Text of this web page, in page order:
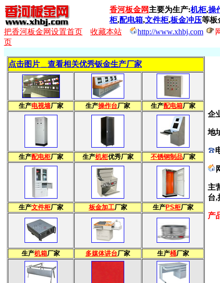
香河板金网主要为生产:机柜,操
柜,配电箱,文件柜,板金冲压等板
把香河板金网设置首页
收藏本站 http://www.xhbj.com
页
点击图片＿查看相关优秀钣金生产厂家
生产电视墙厂家 生产操作台厂家 生产配电箱厂家
生产配电柜厂家 生产机柜优秀厂家 不锈钢制品厂家
生产文件柜厂家 板金加工厂家 生产PS柜厂家
生产机箱厂家 多媒体讲台厂家 生产桶厂家
企
地
主
台,
产